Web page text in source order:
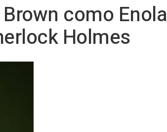
como Enola
Holmes